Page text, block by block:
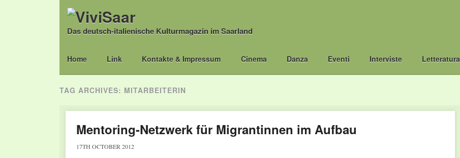
Das deutsch-italienische Kulturmagazin im Saarland
Main menu
Skip
Home Link Kontakte & Impressum Cinema Danza Eventi Interviste Letteratura
TAG ARCHIVES: MITARBEITERIN
Mentoring-Netzwerk für Migrantinnen im Aufbau
17TH OCTOBER 2012